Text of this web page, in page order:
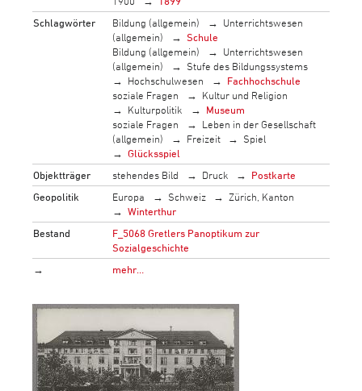
Schlagwörter
Bildung (allgemein)
Unterrichtswesen
(allgemein)
Schule
Bildung (allgemein)
Unterrichtswesen
(allgemein)
Stufe des Bildungssystems
Hochschulwesen
Fachhochschule
soziale Fragen
Kultur und Religion
Kulturpolitik
Museum
soziale Fragen
Leben in der Gesellschaft
(allgemein)
Freizeit
Spiel
Glücksspiel
Objektträger
stehendes Bild Druck
Postkarte
Geopolitik
Europa Schweiz
Zürich, Kanton
Winterthur
Bestand
F_5068 Gretlers Panoptikum zur
Sozialgeschichte
→
mehr…